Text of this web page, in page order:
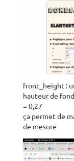
front_height :
hauteur de
= 0,27
ça permet de
de mesure